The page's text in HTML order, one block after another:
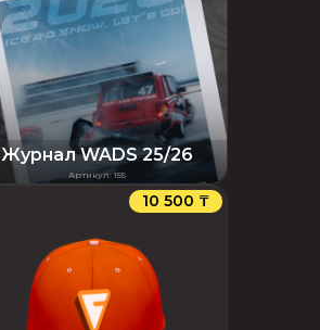
Журнал WADS 25/26
Артикул:155
10 500 ₸